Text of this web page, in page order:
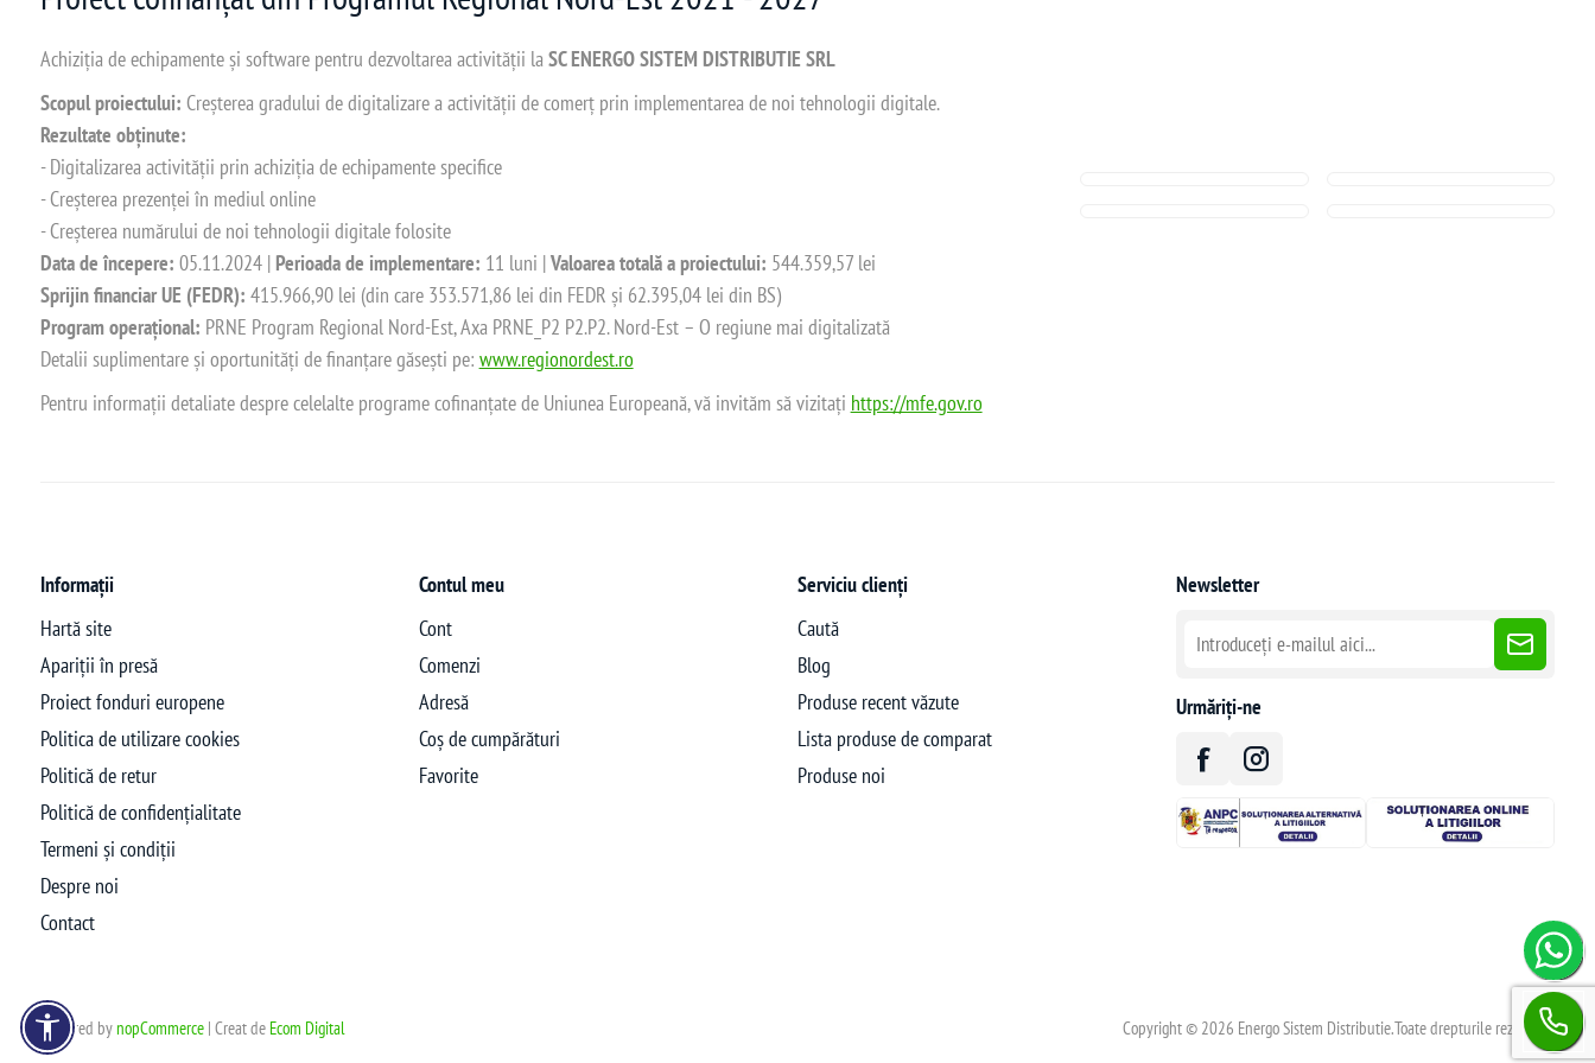
Achiziția de echipamente și software pentru dezvoltarea activității la SC ENERGO SISTEM DISTRIBUTIE SRL
Scopul proiectului: Creșterea gradului de digitalizare a activității de comerț prin implementarea de noi tehnologii digitale.
Rezultate obținute:
- Digitalizarea activității prin achiziția de echipamente specifice
- Creșterea prezenței în mediul online
- Creșterea numărului de noi tehnologii digitale folosite
Data de începere: 05.11.2024 | Perioada de implementare: 11 luni |Valoarea totală a proiectului: 544.359,57 lei
Sprijin financiar UE (FEDR): 415.966,90 lei (din care 353.571,86 lei din FEDR și 62.395,04 lei din BS)
Program operațional: PRNE Program Regional Nord-Est, Axa PRNE_P2 P2.P2. Nord-Est – O regiune mai digitalizată
Detalii suplimentare și oportunități de finanțare găsești pe: www.regionordest.ro
Pentru informații detaliate despre celelalte programe cofinanțate de Uniunea Europeană, vă invităm să vizitați https://mfe.gov.ro
Informații
Hartă site
Apariții în presă
Proiect fonduri europene
Politica de utilizare cookies
Politică de retur
Politică de confidențialitate
Termeni și condiții
Despre noi
Contact
Contul meu
Cont
Comenzi
Adresă
Coș de cumpărături
Favorite
Serviciu clienți
Caută
Blog
Produse recent văzute
Lista produse de comparat
Produse noi
Newsletter
Urmăriți-ne
Powered bynopCommerce| Creat de Ecom Digital Copyright © 2026 Energo Sistem Distributie.Toate drepturile rezervate.